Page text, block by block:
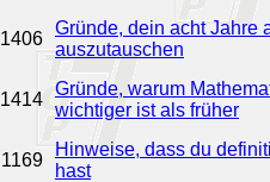
1406
Gründe, dein acht Jahre
auszutauschen
1414
Gründe, warum
wichtiger ist als früher
1169
Hinweise, dass du
hast